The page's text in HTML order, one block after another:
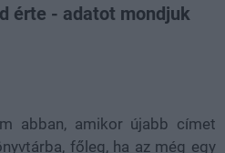
érte - adatot mondjuk
abban, amikor újabb címet
főleg, ha az még egy